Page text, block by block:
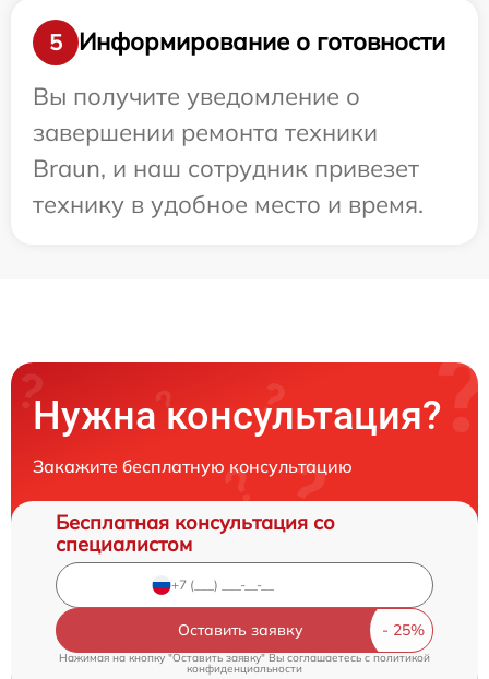
5
Информирование о готовности
Вы получите уведомление о
завершении ремонта техники
Braun, и наш сотрудник привезет
технику в удобное место и время.
Нужна консультация?
Закажите бесплатную консультацию
Бесплатная консультация со
специалистом
Оставить заявку
Нажимая на кнопку "Оставить заявку" Вы соглашаетесь cполитикой
конфиденциальности